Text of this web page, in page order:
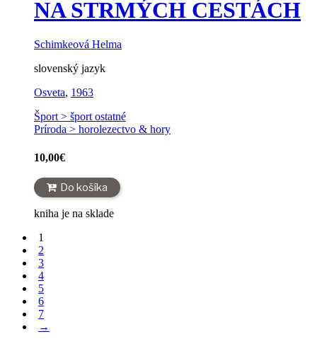
NA STRMÝCH CESTÁCH
Schimkeová Helma
slovenský jazyk
Osveta, 1963
Šport > šport ostatné
Príroda > horolezectvo & hory
10,00€
Do košíka
kniha je na sklade
1
2
3
4
5
6
7
→